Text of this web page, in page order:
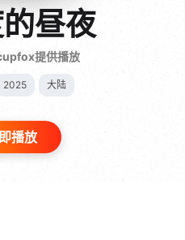
昼夜
提供播放
2025 大陆
播放